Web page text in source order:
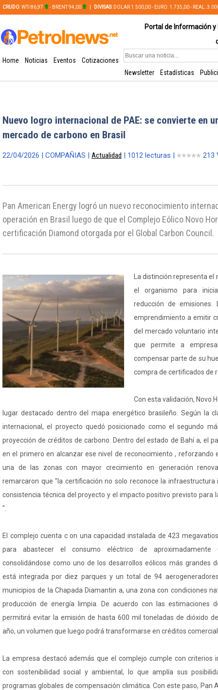
CRUDO: WTI 86,97 - BRENT 94,00 DIVISAS: DOLAR 1.500,00 - EURO: 1.735,00 - REAL:
Portal de Información
Home Noticias Eventos
Cotizaciones
Newsletter
Estadísticas
Nuevo logro internacional de PAE: se convierte en
mercado de carbono en Brasil
22/04/2026 | COMPAÑIAS | Actualidad | 1012 lecturas | 213
Pan American Energy logró un nuevo reconocimiento
operación en Brasil luego de que el Complejo Eólico Novo
certificación Diamond otorgada por el Global Carbon Council.
La distinción representa
el organismo para
reducción de emisiones.
emprendimiento a emitir
del mercado voluntario
que permite a
compensar parte de su
compra de certificados de
Con esta validación, Novo
lugar destacado dentro del mapa energético brasileño. Según la
internacional, el proyecto quedó posicionado como el segundo
proyección de créditos de carbono. Dentro del estado de Bahí a, el
en el primero en alcanzar ese nivel de reconocimiento , reforzando
una de las zonas con mayor crecimiento en generación
remarcaron que "la certificación no solo reconoce la infraestructura
consistencia técnica del proyecto y el impacto positivo previsto para
".
El complejo cuenta c on una capacidad instalada de 423
para abastecer el consumo eléctrico de
consolidándose como uno de los desarrollos eólicos más grandes
está integrada por diez parques y un total de 94
municipios de la Chapada Diamantin a, una zona con condiciones
producción de energía limpia. De acuerdo con las estimaciones
permitirá evitar la emisión de hasta 600 mil toneladas de dióxido
año, un volumen que luego podrá transformarse en créditos
La empresa destacó además que el complejo cumple con criterios
con sostenibilidad social y ambiental, lo que amplía sus
programas globales de compensación climática. Con este paso, Pan